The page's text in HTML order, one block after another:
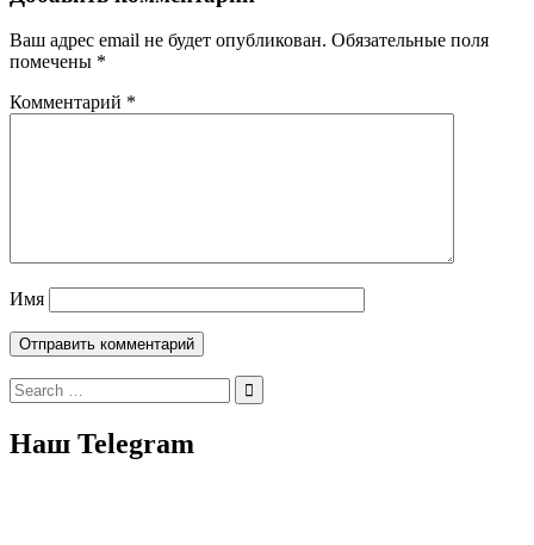
Ваш адрес email не будет опубликован. Обязательные поля
помечены *
Комментарий *
Имя
Search
for:
Наш Telegram